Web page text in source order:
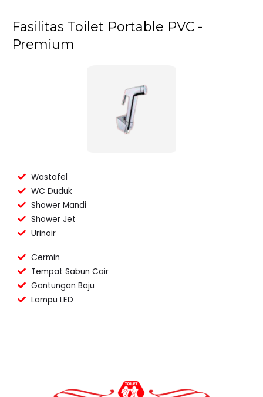
Fasilitas Toilet Portable PVC -
Premium
Wastafel
WC Duduk
Shower Mandi
Shower Jet
Urinoir
Cermin
Tempat Sabun Cair
Gantungan Baju
Lampu LED